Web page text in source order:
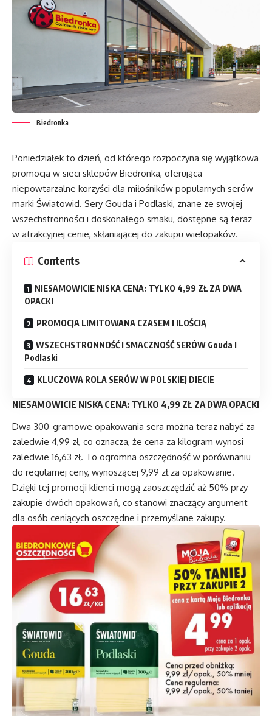
Biedronka
Poniedziałek to dzień, od którego rozpoczyna się wyjątkowa
promocja w sieci sklepów Biedronka, oferująca
niepowtarzalne korzyści dla miłośników popularnych serów
marki Światowid. Sery Gouda i Podlaski, znane ze swojej
wszechstronności i doskonałego smaku, dostępne są teraz
w atrakcyjnej cenie, skłaniającej do zakupu wielopaków.
Contents
NIESAMOWICIE NISKA CENA: TYLKO 4,99 ZŁ ZA DWA
OPACKI
PROMOCJA LIMITOWANA CZASEM I ILOŚCIĄ
WSZECHSTRONNOŚĆ I SMACZNOŚĆ SERÓW Gouda I
Podlaski
KLUCZOWA ROLA SERÓW W POLSKIEJ DIECIE
NIESAMOWICIE NISKA CENA: TYLKO 4,99 ZŁ ZA DWA OPACKI
Dwa 300-gramowe opakowania sera można teraz nabyć za
zaledwie 4,99 zł, co oznacza, że cena za kilogram wynosi
zaledwie 16,63 zł. To ogromna oszczędność w porównaniu
do regularnej ceny, wynoszącej 9,99 zł za opakowanie.
Dzięki tej promocji klienci mogą zaoszczędzić aż 50% przy
zakupie dwóch opakowań, co stanowi znaczący argument
dla osób ceniących oszczędne i przemyślane zakupy.